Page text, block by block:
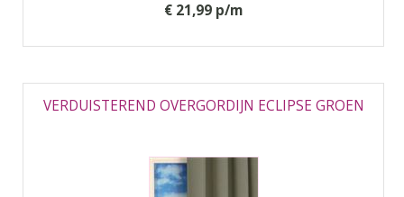
€ 21,99 p/m
VERDUISTEREND OVERGORDIJN ECLIPSE GROEN